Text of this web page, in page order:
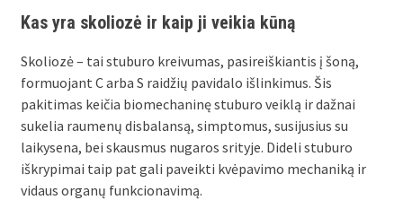
Kas yra skoliozė ir kaip ji veikia kūną
Skoliozė – tai stuburo kreivumas, pasireiškiantis į šoną,
formuojant C arba S raidžių pavidalo išlinkimus. Šis
pakitimas keičia biomechaninę stuburo veiklą ir dažnai
sukelia raumenų disbalansą, simptomus, susijusius su
laikysena, bei skausmus nugaros srityje. Dideli stuburo
iškrypimai taip pat gali paveikti kvėpavimo mechaniką ir
vidaus organų funkcionavimą.